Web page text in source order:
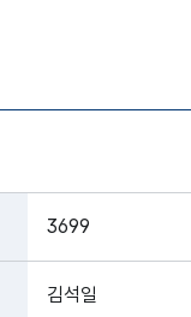
3699
김석일